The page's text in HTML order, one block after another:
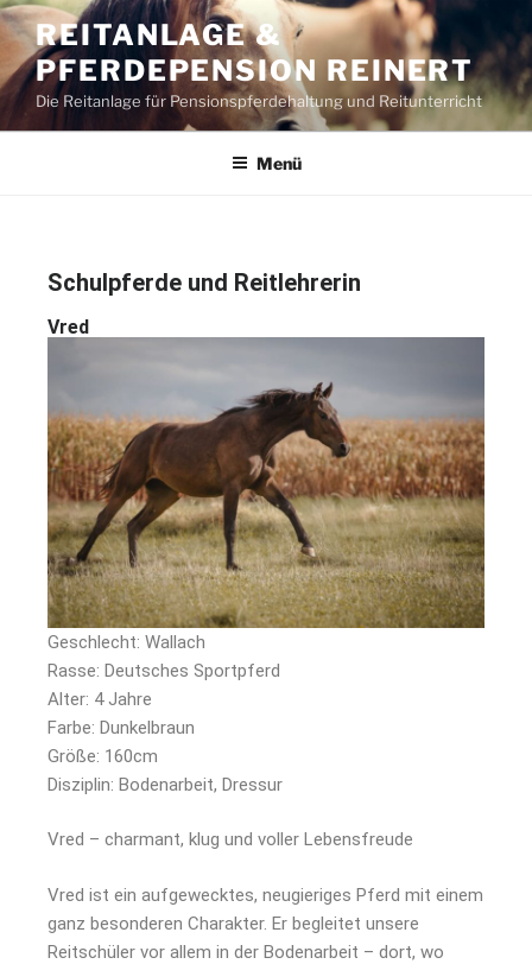
REITANLAGE &
PFERDEPENSION REINERT
Die Reitanlage für Pensionspferdehaltung und Reitunterricht
Menü
Schulpferde und Reitlehrerin
Vred
Geschlecht: Wallach
Rasse: Deutsches Sportpferd
Alter: 4 Jahre
Farbe: Dunkelbraun
Größe: 160cm
Disziplin: Bodenarbeit, Dressur
Vred – charmant, klug und voller Lebensfreude
Vred ist ein aufgewecktes, neugieriges Pferd mit einem
ganz besonderen Charakter. Er begleitet unsere
Reitschüler vor allem in der Bodenarbeit – dort, wo